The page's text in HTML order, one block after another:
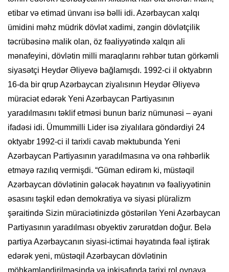
etibar və etimad ünvanı isə bəlli idi. Azərbaycan xalqı
ümidini məhz müdrik dövlət xadimi, zəngin dövlətçilik
təcrübəsinə malik olan, öz fəaliyyətində xalqın ali
mənafeyini, dövlətin milli maraqlarını rəhbər tutan görkəmli
siyasətçi Heydər Əliyevə bağlamışdı. 1992-ci il oktyabrın
16-da bir qrup Azərbaycan ziyalısının Heydər Əliyevə
müraciət edərək Yeni Azərbaycan Partiyasının
yaradılmasını təklif etməsi bunun bariz nümunəsi – əyani
ifadəsi idi. Ümummilli Lider isə ziyalılara göndərdiyi 24
oktyabr 1992-ci il tarixli cavab məktubunda Yeni
Azərbaycan Partiyasının yaradılmasına və ona rəhbərlik
etməyə razılıq vermişdi. “Güman edirəm ki, müstəqil
Azərbaycan dövlətinin gələcək həyatının və fəaliyyətinin
əsasını təşkil edən demokratiya və siyasi plüralizm
şəraitində Sizin müraciətinizdə göstərilən Yeni Azərbaycan
Partiyasının yaradılması obyektiv zərurətdən doğur. Belə
partiya Azərbaycanın siyasi-ictimai həyatında fəal iştirak
edərək yeni, müstəqil Azərbaycan dövlətinin
möhkəmləndirilməsində və inkişafında tarixi rol oynaya